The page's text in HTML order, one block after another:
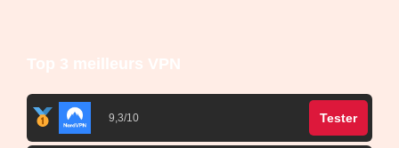
Top 3 meilleurs VPN
9,3/10 Tester